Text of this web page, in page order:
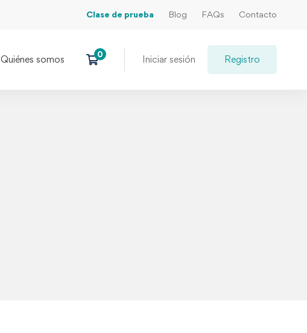
Clase de prueba Blog FAQs Contacto
Quiénes somos Iniciar sesión Registro